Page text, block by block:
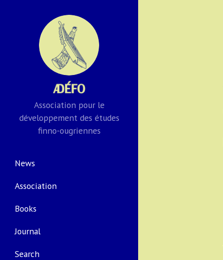
Association pour le
développement des études
finno-ougriennes
News
Association
Books
Journal
Search